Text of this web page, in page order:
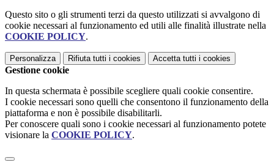
Questo sito o gli strumenti terzi da questo utilizzati si avvalgono di
cookie necessari al funzionamento ed utili alle finalità illustrate nella
COOKIE POLICY.
Personalizza Rifiuta tutti i cookies Accetta tutti i cookies
Gestione cookie
In questa schermata è possibile scegliere quali cookie consentire.
I cookie necessari sono quelli che consentono il funzionamento della
piattaforma e non è possibile disabilitarli.
Per conoscere quali sono i cookie necessari al funzionamento potete
visionare la COOKIE POLICY.